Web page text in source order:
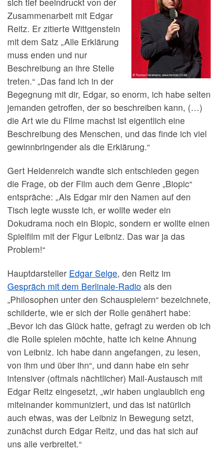
Zusammenarbeit mit Edgar
Reitz. Er zitierte Wittgenstein
mit dem Satz „Alle Erklärung
muss enden und nur
Beschreibung an ihre Stelle
treten.“ „Das fand ich in der
Begegnung mit dir, Edgar, so enorm, ich habe selten
jemanden getroffen, der so beschreiben kann, (…)
die Art wie du Filme machst ist eigentlich eine
Beschreibung des Menschen, und das finde ich viel
gewinnbringender als die Erklärung.“
Gert Heidenreich wandte sich entschieden gegen
die Frage, ob der Film auch dem Genre „Biopic“
entspräche: „Als Edgar mir den Namen auf den
Tisch legte wusste ich, er wollte weder ein
Dokudrama noch ein Biopic, sondern er wollte einen
Spielfilm mit der Figur Leibniz. Das war ja das
Problem!“
Hauptdarsteller Edgar Selge, den Reitz im
Gespräch mit dem Berlinale-Radio als den
„Philosophen unter den Schauspielern“ bezeichnete,
schilderte, wie er sich der Rolle genähert habe:
„Bevor ich das Glück hatte, gefragt zu werden ob ich
die Rolle spielen möchte, hatte ich keine Ahnung
von Leibniz. Ich habe dann angefangen, zu lesen,
von ihm und über ihn“, und dann habe ein sehr
intensiver (oftmals nächtlicher) Mail-Austausch mit
Edgar Reitz eingesetzt, „wir haben unglaublich eng
miteinander kommuniziert, und das ist natürlich
auch etwas, was der Leibniz in Bewegung setzt,
zunächst durch Edgar Reitz, und das hat sich auf
uns alle verbreitet.“